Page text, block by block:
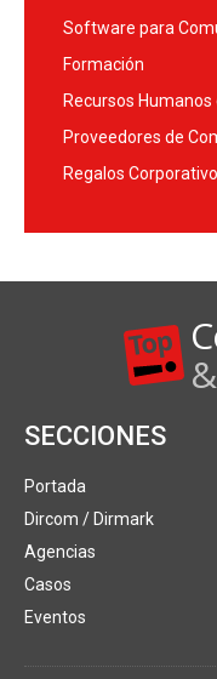
Software para
Formación
Recursos
Proveedores de
Regalos
SECCIONES
Portada
Dircom / Dirmark
Agencias
Casos
Eventos